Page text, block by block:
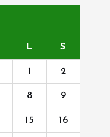
L S
1 2
8 9
15 16